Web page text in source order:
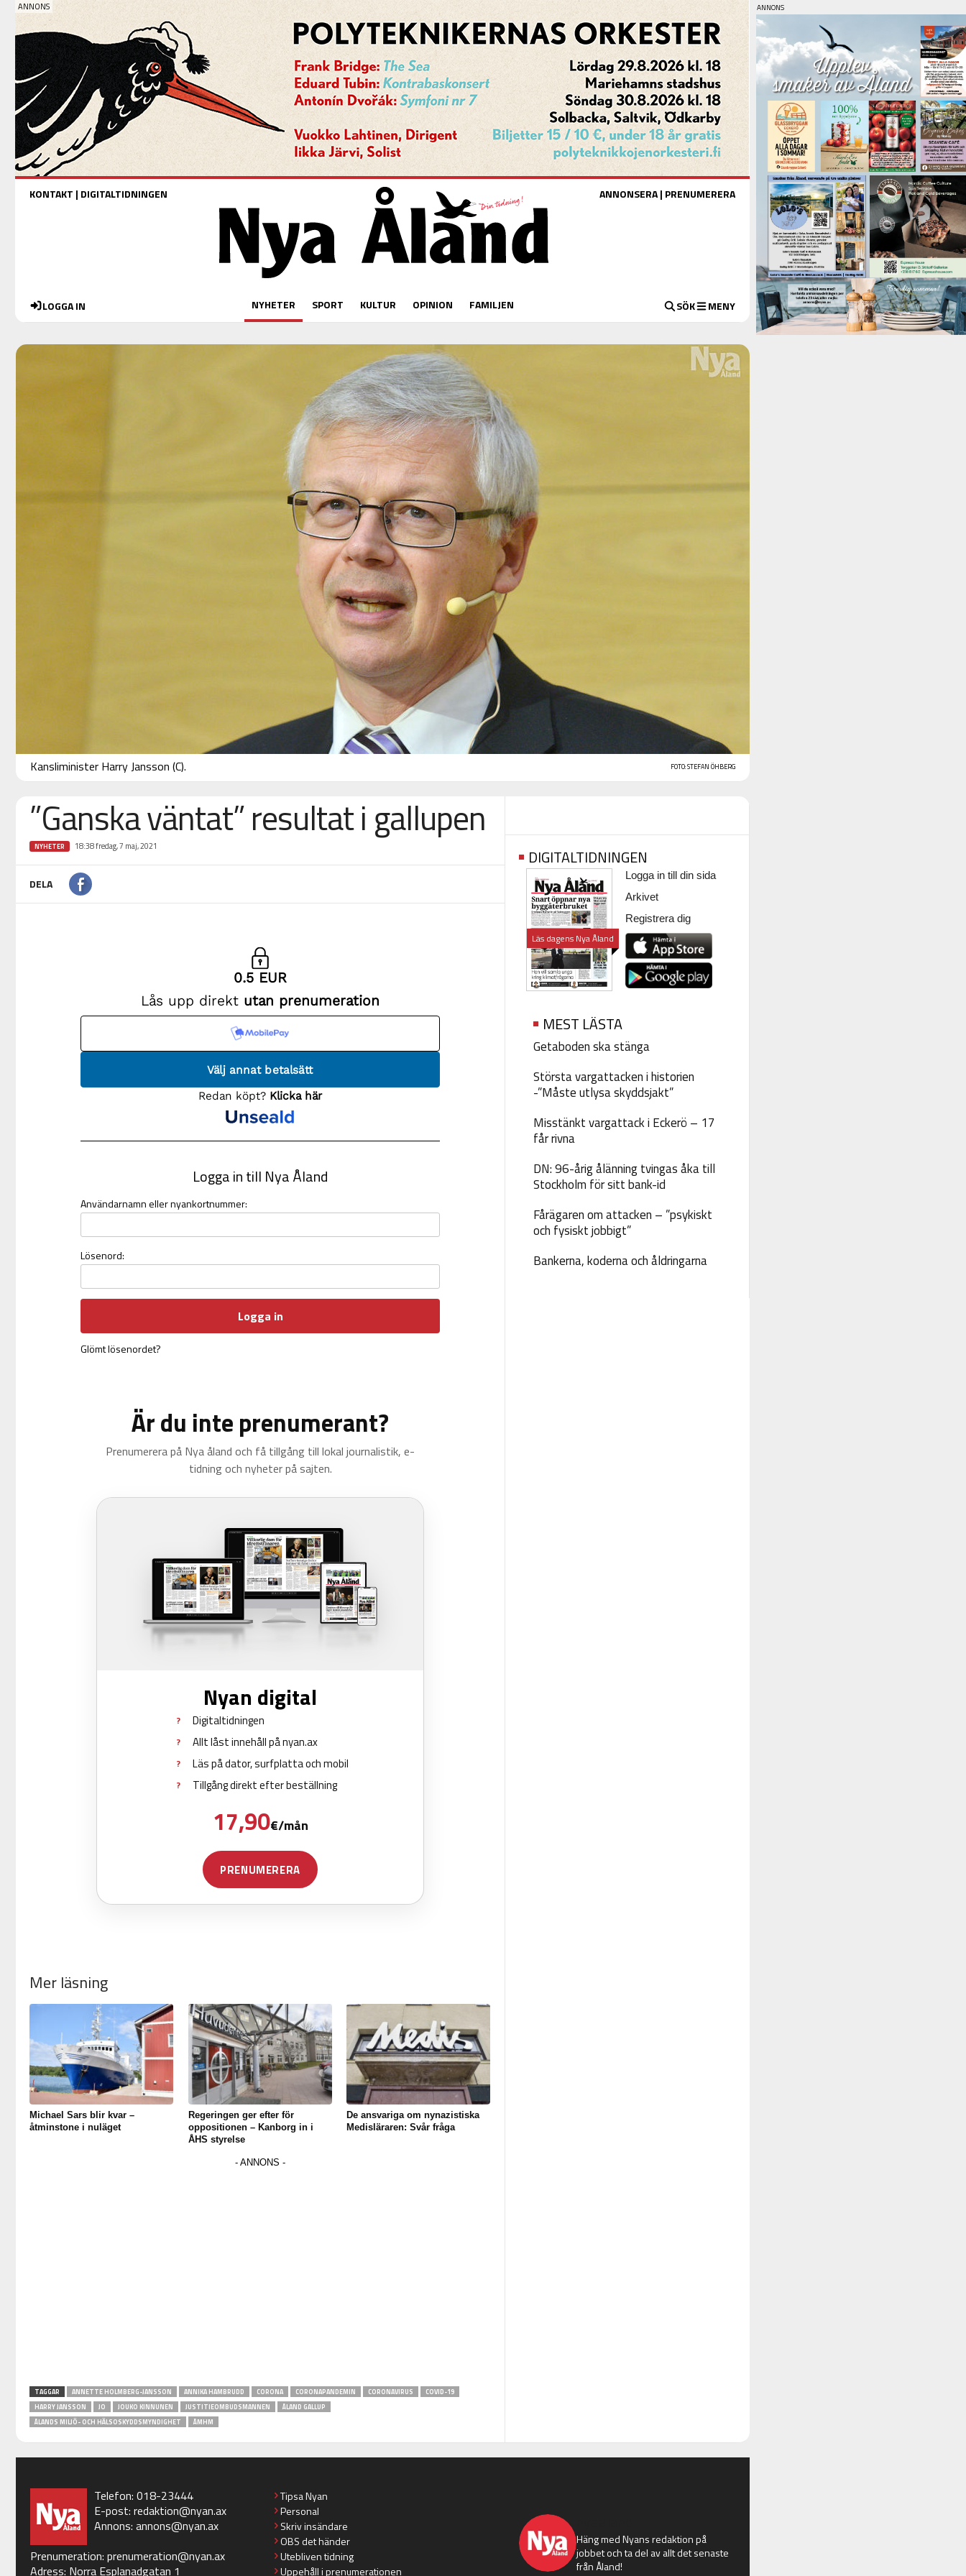
KONTAKT | DIGITALTIDNINGEN ANNONSERA| PRENUMERERA
LOGGA IN NYHETER SPORT KULTUR OPINION FAMILJEN SÖK MENY
FOTO: STEFAN ÖHBERG
Kansliminister Harry Jansson (C).
”Ganska väntat” resultat i gallupen
NYHETER 18:38 fredag, 7 maj, 2021
DELA
Mer läsning
Michael Sars blir kvar –
åtminstone i nuläget
Regeringen ger efter för
oppositionen – Kanborg in i
ÅHS styrelse
De ansvariga om nynazistiska
Medisläraren: Svår fråga
TAGGAR ANNETTE HOLMBERG-JANSSON ANNIKA HAMBRUDD CORONA CORONAPANDEMIN CORONAVIRUS
COVID-19
HARRY JANSSON
JO JOUKO KINNUNEN JUSTITIEOMBUDSMANNEN
ÅLAND GALLUP
ÅLANDS MILJÖ- OCH HÄLSOSKYDDSMYNDIGHET
ÅMHM
DIGITALTIDNINGEN
Läs dagens Nya Åland
Logga in till din sida
Arkivet
Registrera dig
MEST LÄSTA
Getaboden ska stänga
Största vargattacken i historien
-”Måste utlysa skyddsjakt”
Misstänkt vargattack i Eckerö – 17
får rivna
DN: 96-årig ålänning tvingas åka till
Stockholm för sitt bank-id
Fårägaren om attacken – ”psykiskt
och fysiskt jobbigt”
Bankerna, koderna och åldringarna
Telefon: 018-23444
E-post: redaktion@nyan.ax
Annons: annons@nyan.ax
Prenumeration: prenumeration@nyan.ax
Adress: Norra Esplanadgatan 1
Tipsa Nyan
Personal
Skriv insändare
OBS det händer
Utebliven tidning
Uppehåll i prenumerationen
Häng med Nyans redaktion på
jobbet och ta del av allt det senaste
från Åland!